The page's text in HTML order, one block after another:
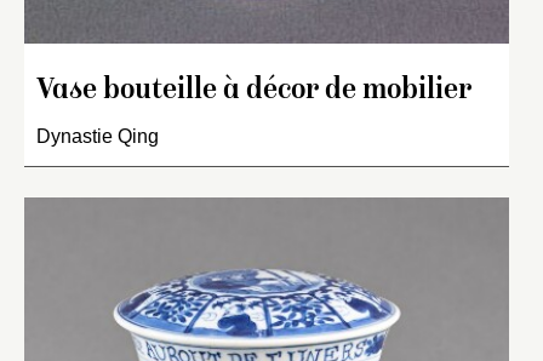
Vase bouteille à décor de mobilier
Dynastie Qing